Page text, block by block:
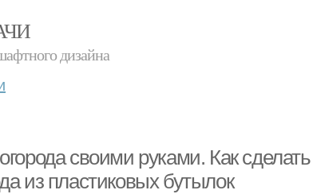
дизайна
своими руками. Как сделать
из пластиковых бутылок